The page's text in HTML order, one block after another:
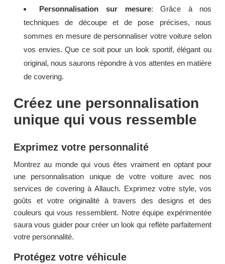
Personnalisation sur mesure: Grâce à nos
techniques de découpe et de pose précises, nous
sommes en mesure de personnaliser votre voiture selon
vos envies. Que ce soit pour un look sportif, élégant ou
original, nous saurons répondre à vos attentes en matière
de covering.
Créez une personnalisation
unique qui vous ressemble
Exprimez votre personnalité
Montrez au monde qui vous êtes vraiment en optant pour
une personnalisation unique de votre voiture avec nos
services de covering à Allauch. Exprimez votre style, vos
goûts et votre originalité à travers des designs et des
couleurs qui vous ressemblent. Notre équipe expérimentée
saura vous guider pour créer un look qui reflète parfaitement
votre personnalité.
Protégez votre véhicule